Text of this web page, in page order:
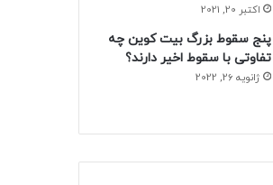
اکتبر 20, 2021
پنج سقوط بزرگ بیت کوین چه
تفاوتی با سقوط اخیر دارند؟
ژانویه 26, 2022